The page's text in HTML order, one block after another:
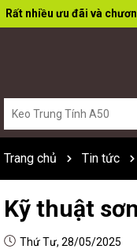
Rất nhiều ưu đãi và
Trang chủ Tin tức
Kỹ thuật
Thứ Tư, 28/05/2025